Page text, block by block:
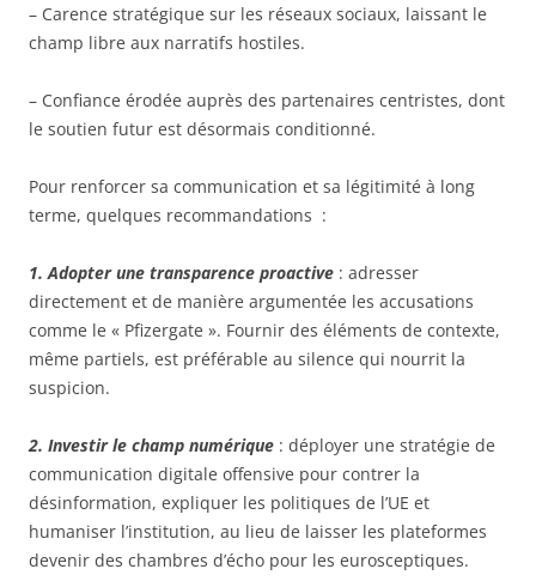
– Carence stratégique sur les réseaux sociaux, laissant le
champ libre aux narratifs hostiles.
– Confiance érodée auprès des partenaires centristes, dont
le soutien futur est désormais conditionné.
Pour renforcer sa communication et sa légitimité à long
terme, quelques recommandations :
1. Adopter une transparence proactive : adresser
directement et de manière argumentée les accusations
comme le « Pfizergate ». Fournir des éléments de contexte,
même partiels, est préférable au silence qui nourrit la
suspicion.
2. Investir le champ numérique : déployer une stratégie de
communication digitale offensive pour contrer la
désinformation, expliquer les politiques de l’UE et
humaniser l’institution, au lieu de laisser les plateformes
devenir des chambres d’écho pour les eurosceptiques.